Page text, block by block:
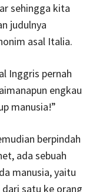
sehingga kita
judulnya
asal Italia.
Inggris pernah
engkau
manusia!”
berpindah
ada sebuah
manusia, yaitu
satu ke orang